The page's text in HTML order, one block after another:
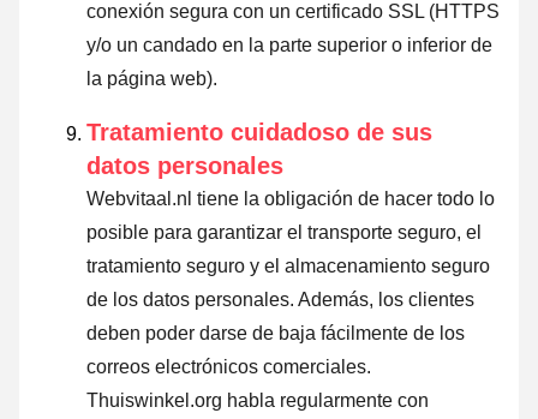
conexión segura con un certificado SSL (HTTPS
y/o un candado en la parte superior o inferior de
la página web).
Tratamiento cuidadoso de sus
datos personales
Webvitaal.nl tiene la obligación de hacer todo lo
posible para garantizar el transporte seguro, el
tratamiento seguro y el almacenamiento seguro
de los datos personales. Además, los clientes
deben poder darse de baja fácilmente de los
correos electrónicos comerciales.
Thuiswinkel.org habla regularmente con